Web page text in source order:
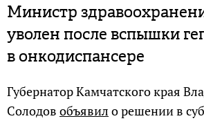
Министр
уволен после вспышки
в онкодиспансере
Губернатор Камчатского края
Солодов объявил о решении в